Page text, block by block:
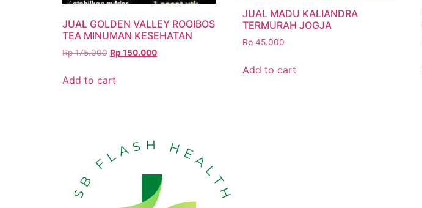
JUAL GOLDEN VALLEY ROOIBOS
TEA MINUMAN KESEHATAN
Rp175.000 Rp 150.000
Add to cart
JUAL MADU KALIANDRA
TERMURAH JOGJA
Rp45.000
Add to cart